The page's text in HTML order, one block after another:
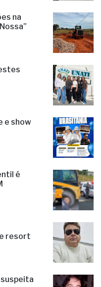
na
e show
é
resort